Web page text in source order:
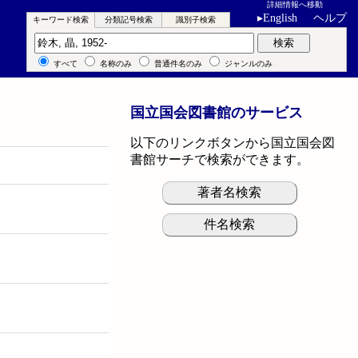
詳細情報へ移動
▸English ヘルプ
キーワード検索 分類記号検索 識別子検索
キーワード検索 検索
すべて 名称のみ 普通件名のみ ジャンルのみ
国立国会図書館のサービス
以下のリンクボタンから国立国会図
書館サーチで検索ができます。
著者名検索
件名検索